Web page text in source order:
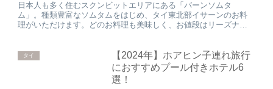
日本人も多く住むスクンビットエリアにある「バーンソムタ
ム」。種類豊富なソムタムをはじめ、タイ東北部イサーンのお料
理がいただけます。どのお料理も美味しく、お値段はリーズナブ
タイ
【2024年】ホアヒン子連れ旅行
におすすめプール付きホテル6
選！